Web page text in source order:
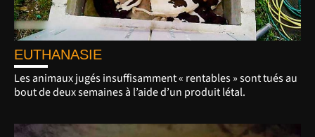
EUTHANASIE
Les animaux jugés insuffisamment « rentables » sont tués au
bout de deux semaines à l’aide d’un produit létal.